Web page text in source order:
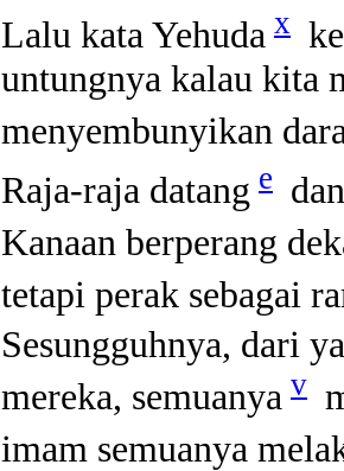
Lalu kata Yehuda x
untungnya kalau kita
menyembunyikan
Raja-raja datang e
Kanaan berperang
tetapi perak sebagai
Sesungguhnya, dari
mereka, semuanya v
imam semuanya